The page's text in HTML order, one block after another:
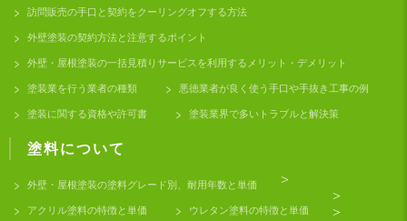
訪問販売の手口と契約をクーリングオフする方法
外壁塗装の契約方法と注意するポイント
外壁・屋根塗装の一括見積りサービスを利用するメリット・デメリット
塗装業を行う業者の種類 悪徳業者が良く使う手口や手抜き工事の例
塗装に関する資格や許可書 塗装業界で多いトラブルと解決策
塗料について
外壁・屋根塗装の塗料グレード別、耐用年数と単価
アクリル塗料の特徴と単価 ウレタン塗料の特徴と単価
>
>
>